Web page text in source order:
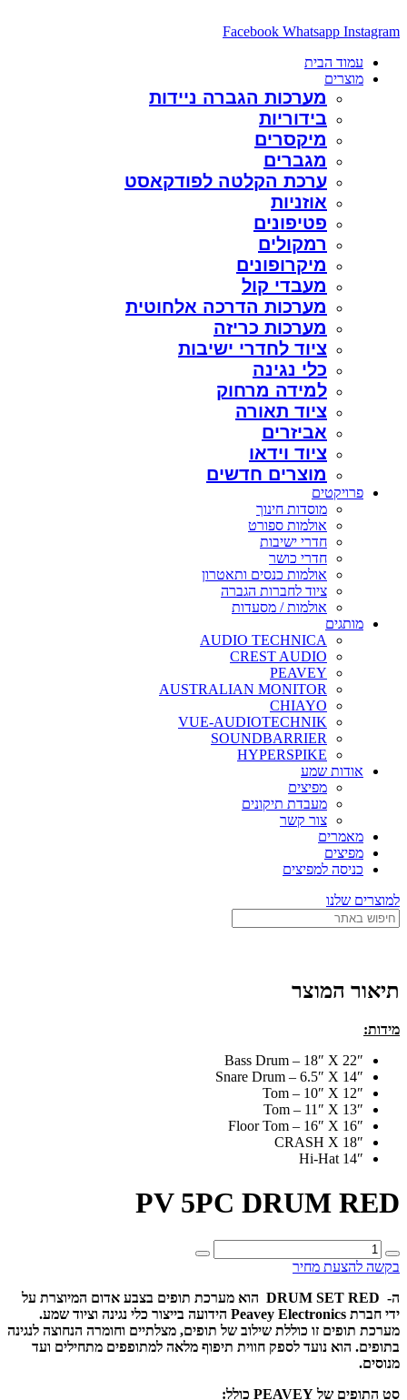
לתוכן
Facebook Whatsapp Instagram
עמוד הבית
מוצרים
מערכות הגברה ניידות
בידוריות
מיקסרים
מגברים
ערכת הקלטה לפודקאסט
אוזניות
פטיפונים
רמקולים
מיקרופונים
מעבדי קול
מערכות הדרכה אלחוטית
מערכות כריזה
ציוד לחדרי ישיבות
כלי נגינה
למידה מרחוק
ציוד תאורה
אביזרים
ציוד וידאו
מוצרים חדשים
פרויקטים
מוסדות חינוך
אולמות ספורט
חדרי ישיבות
חדרי כושר
אולמות כנסים ותאטרון
ציוד לחברות הגברה
אולמות / מסעדות
מותגים
AUDIO TECHNICA
CREST AUDIO
PEAVEY
AUSTRALIAN MONITOR
CHIAYO
VUE-AUDIOTECHNIK
SOUNDBARRIER
HYPERSPIKE
אודות שמע
מפיצים
מעבדת תיקונים
צור קשר
מאמרים
מפיצים
כניסה למפיצים
למוצרים שלנו
תיאור המוצר
מידות:
22″ Bass Drum – 18″ X
14″ Snare Drum – 6.5″ X
12″ Tom – 10″ X
13″ Tom – 11″ X
16″ Floor Tom – 16″ X
18″ CRASH X
14″ Hi-Hat
PV 5PC DRUM RED
כמות
של
5PC
DRUM
RED
בקשה להצעת מחיר
ה- DRUM SET RED
הוא מערכת תופים בצבע אדום המיוצרת על
ידי חברת Peavey Electronics הידועה בייצור כלי נגינה וציוד שמע.
מערכת תופים זו כוללת שילוב של תופים, מצלתיים וחומרה הנחוצה לנגינה
בתופים. הוא נועד לספק חווית תיפוף מלאה למתופפים מתחילים ועד
מנוסים.
סט התופים של PEAVEY כולל: